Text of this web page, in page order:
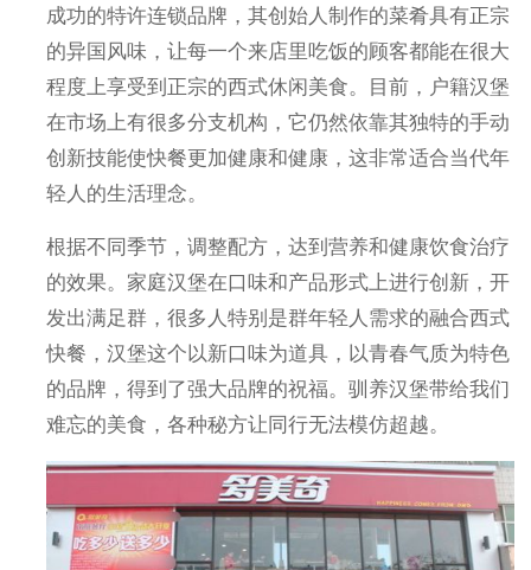
成功的特许连锁品牌，其创始人制作的菜肴具有正宗
的异国风味，让每一个来店里吃饭的顾客都能在很大
程度上享受到正宗的西式休闲美食。目前，户籍汉堡
在市场上有很多分支机构，它仍然依靠其独特的手动
创新技能使快餐更加健康和健康，这非常适合当代年
轻人的生活理念。
根据不同季节，调整配方，达到营养和健康饮食治疗
的效果。家庭汉堡在口味和产品形式上进行创新，开
发出满足群，很多人特别是群年轻人需求的融合西式
快餐，汉堡这个以新口味为道具，以青春气质为特色
的品牌，得到了强大品牌的祝福。驯养汉堡带给我们
难忘的美食，各种秘方让同行无法模仿超越。